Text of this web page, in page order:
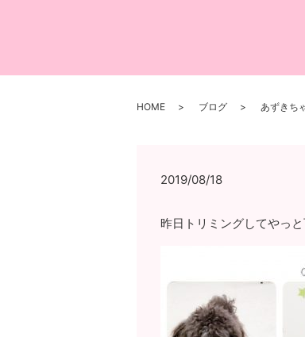
HOME ブログ あずきち
2019/08/18
昨日トリミングしてやっ